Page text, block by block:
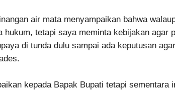
air mata menyampaikan bahwa
hukum, tetapi saya meminta kebijakan agar
di tunda dulu sampai ada keputusan
kepada Bapak Bupati tetapi sementara